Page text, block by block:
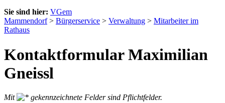
Sie sind hier: VGem
Mammendorf> Bürgerservice > Verwaltung > Mitarbeiter im
Rathaus
Kontaktformular Maximilian
Gneissl
Mit
gekennzeichnete Felder sind Pflichtfelder.